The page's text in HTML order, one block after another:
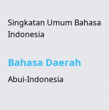
Singkatan Umum Bahasa
Indonesia
Bahasa Daerah
Abui-Indonesia